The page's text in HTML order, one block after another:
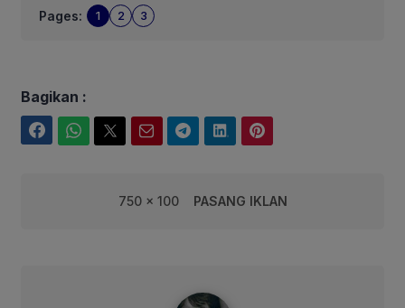
Pages: 1 2 3
Bagikan :
750 x 100 PASANG IKLAN